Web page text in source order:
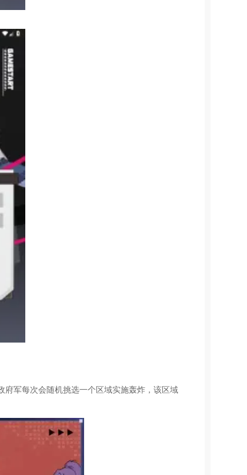
军每次会随机挑选一个区域实施轰炸，该区域